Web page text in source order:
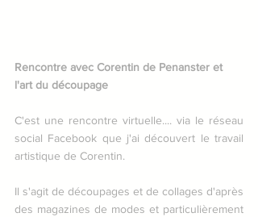
Rencontre avec Corentin de Penanster et
l'art du découpage
C'est une rencontre virtuelle.... via le réseau
social Facebook que j'ai découvert le travail
artistique de Corentin.
Il s'agit de découpages et de collages d'après
des magazines de modes et particulièrement